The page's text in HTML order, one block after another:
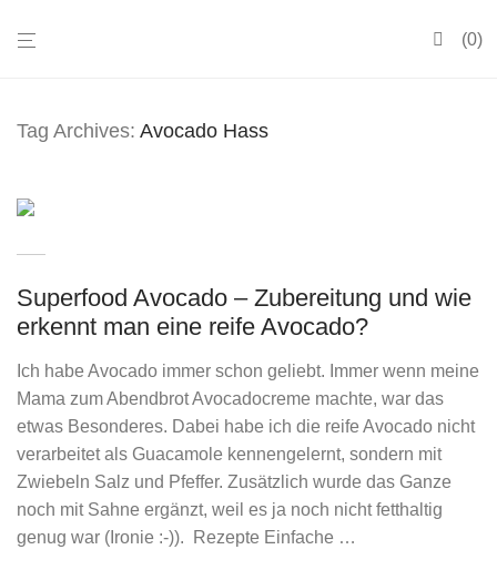
0
Tag Archives: Avocado Hass
Superfood Avocado – Zubereitung und wie
erkennt man eine reife Avocado?
Ich habe Avocado immer schon geliebt. Immer wenn meine
Mama zum Abendbrot Avocadocreme machte, war das
etwas Besonderes. Dabei habe ich die reife Avocado nicht
verarbeitet als Guacamole kennengelernt, sondern mit
Zwiebeln Salz und Pfeffer. Zusätzlich wurde das Ganze
noch mit Sahne ergänzt, weil es ja noch nicht fetthaltig
genug war (Ironie :-)). Rezepte Einfache …